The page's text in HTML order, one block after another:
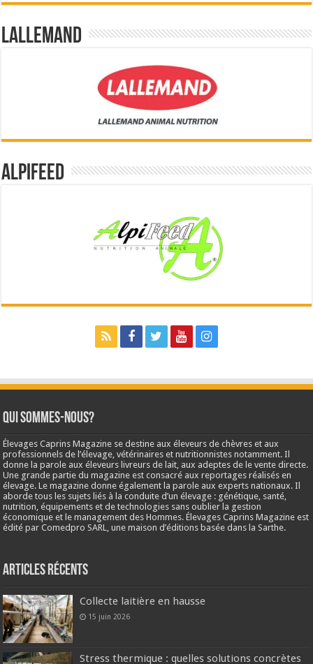
Lallemand
Alpifeed
Qui sommes-nous?
Élevages Caprins Magazine se destine aux éleveurs de chèvres et aux
professionnels de l’élevage, vétérinaires et nutritionnistes notamment. Il
donne la parole aux éleveurs livreurs de lait, aux adeptes de le vente directe.
Une grande partie du magazine est consacré aux reportages réalisés en
élevage. Le magazine donne également la parole aux experts nationaux. Il
aborde tous les sujets liés à la conduite d’un élevage : génétique, santé,
nutrition, équipements et de technologies sans oublier la gestion
économique et le management des Hommes. Élevages Caprins Magazine est
édité par Comedpro SARL, une maison d’éditions basée dans la Sarthe.
Articles récents
Collecte laitière en hausse
15 juin 2026
Stress thermique : quelles solutions concrètes